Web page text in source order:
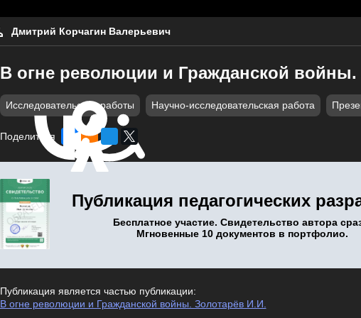
Дмитрий Корчагин Валерьевич
В огне революции и Гражданской войны.
Исследовательские работы Научно-исследовательская работа
Поделиться
Публикация педагогических
Бесплатное участие. Свидетельство автора
Мгновенные 10 документов в портфолио.
Публикация является частью публикации:
В огне революции и Гражданской войны. Золотарёв И.И.